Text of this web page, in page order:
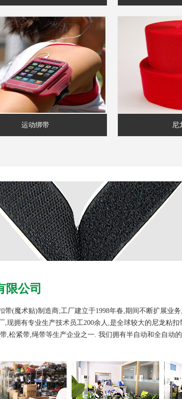
运动绑带 尼
限公司
带(魔术贴)制造商;工厂建立于1998年春,期间不断扩展业
,现拥有专业生产技术员工200余人,是全球较大的尼龙粘
,松紧带,绳带等生产企业之一. 我们拥有半自动和全自动